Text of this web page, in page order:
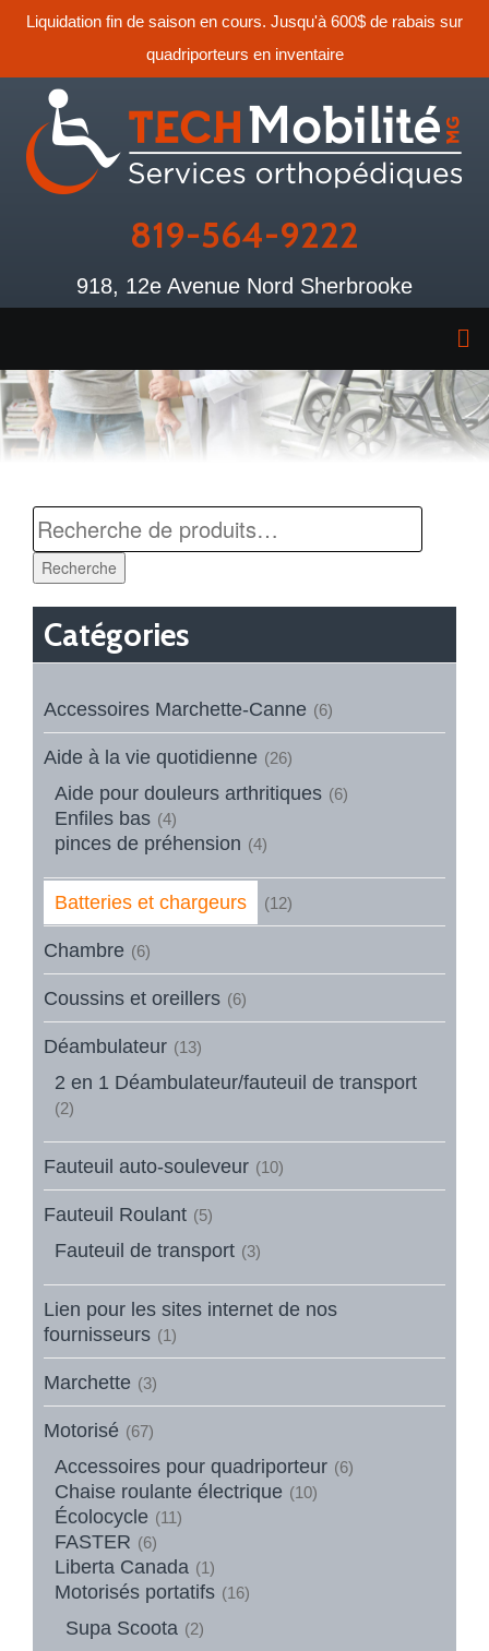
Liquidation fin de saison en cours. Jusqu'à 600$ de rabais sur
quadriporteurs en inventaire
819-564-9222
918, 12e Avenue Nord Sherbrooke
Recherche
Catégories
Accessoires Marchette-Canne (6)
Aide à la vie quotidienne (26)
Aide pour douleurs arthritiques (6)
Enfiles bas (4)
pinces de préhension (4)
Batteries et chargeurs (12)
Chambre (6)
Coussins et oreillers (6)
Déambulateur (13)
2 en 1 Déambulateur/fauteuil de transport
(2)
Fauteuil auto-souleveur (10)
Fauteuil Roulant (5)
Fauteuil de transport (3)
Lien pour les sites internet de nos
fournisseurs (1)
Marchette (3)
Motorisé (67)
Accessoires pour quadriporteur (6)
Chaise roulante électrique (10)
Écolocycle (11)
FASTER (6)
Liberta Canada (1)
Motorisés portatifs (16)
Supa Scoota (2)